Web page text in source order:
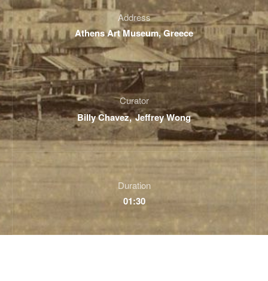
Address
Athens Art Museum, Greece
Curator
Billy Chavez Jeffrey Wong
Duration
01:30